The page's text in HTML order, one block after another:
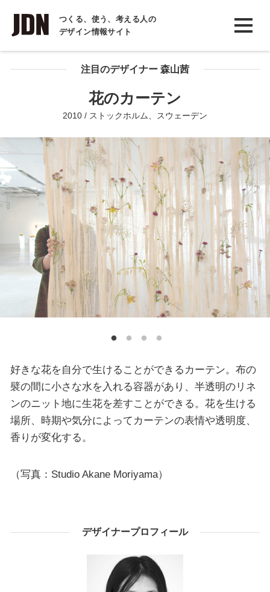
つくる、使う、考える人の
デザイン情報サイト
INTERVIEW
インタビュー
REPORT
COLUMN
注目のデザイナー 森山茜
花のカーテン
2010 / ストックホルム、スウェーデン
好きな花を自分で生けることができるカーテン。布の
襞の間に小さな水を入れる容器があり、半透明のリネ
ンのニット地に生花を差すことができる。花を生ける
場所、時期や気分によってカーテンの表情や透明度、
香りが変化する。
（写真：Studio Akane Moriyama）
デザイナープロフィール